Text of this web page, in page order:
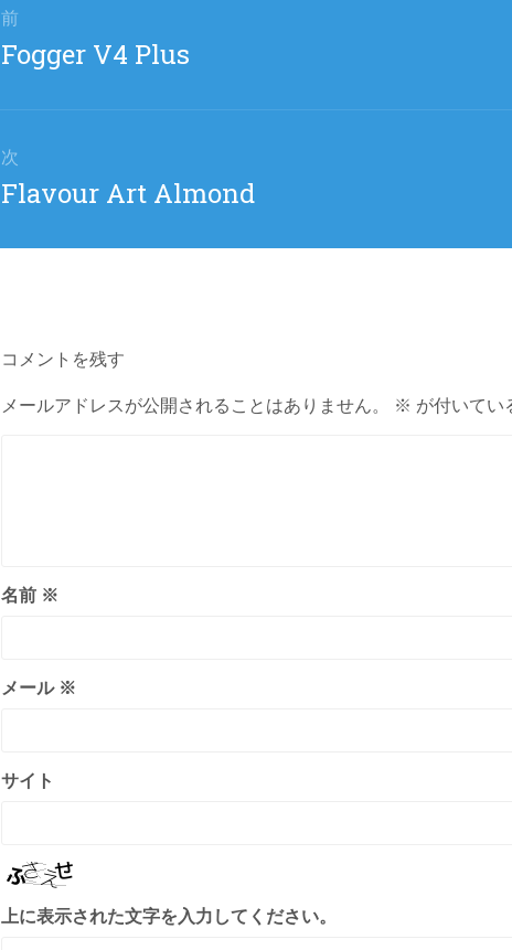
前
前
Fogger V4 Plus
次
次
Flavour Art Almond
コメントを残す
メールアドレスが公開されることはありません。 ※ が付いてい
名前 ※
メール ※
サイト
上に表示された文字を入力してください。